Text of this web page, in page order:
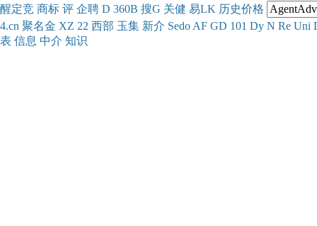
醒定竞 商标 评 企聘 D 360B 搜G 关健 易LK 历史价格
4.cn 聚名金 XZ 22 西部 玉集 新介 Sedo AF GD 101 Dy N Re Uni
表 信息 中介 知识